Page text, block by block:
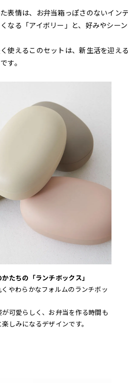
表情は、お弁当箱っぽさのないイン
なる「アイボリー」と、好みやシー
使えるこのセットは、新生活を迎
す。
たちの「ランチボックス」
やわらかなフォルムのランチボッ
可愛らしく、お弁当を作る時間も
しみになるデザインです。